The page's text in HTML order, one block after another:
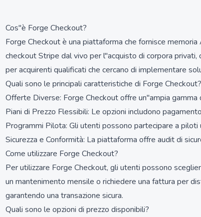
Cos''è Forge Checkout?
Forge Checkout è una piattaforma che fornisce
checkout Stripe dal vivo per l''acquisto di corpora
per acquirenti qualificati che cercano di implementare
Quali sono le principali caratteristiche di Forge Checkout?
Offerte Diverse: Forge Checkout offre un''ampia
Piani di Prezzo Flessibili: Le opzioni includono
Programmi Pilota: Gli utenti possono partecipare a
Sicurezza e Conformità: La piattaforma offre audit di
Come utilizzare Forge Checkout?
Per utilizzare Forge Checkout, gli utenti possono
un mantenimento mensile o richiedere una fattura per
garantendo una transazione sicura.
Quali sono le opzioni di prezzo disponibili?